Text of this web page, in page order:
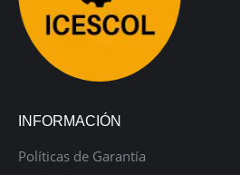
INFORMACIÓN
Políticas de Garantía